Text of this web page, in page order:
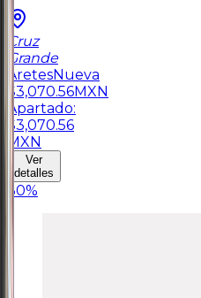
Cruz
Grande
AretesNueva
$3,070.56MXN
Apartado:
$3,070.56
MXN
Ver
detalles
30%